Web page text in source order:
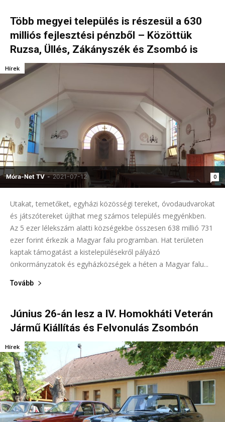
Több megyei település is részesül a 630
milliós fejlesztési pénzből – Közöttük
Ruzsa, Üllés, Zákányszék és Zsombó is
Móra-Net TV - 2021-07-12 0
Hírek
Utakat, temetőket, egyházi közösségi tereket, óvodaudvarokat
és játszótereket újíthat meg számos település megyénkben.
Az 5 ezer lélekszám alatti községekbe összesen 638 millió 731
ezer forint érkezik a Magyar falu programban. Hat területen
kaptak támogatást a kistelepülésekről pályázó
önkormányzatok és egyházközségek a héten a Magyar falu...
Tovább
Június 26-án lesz a IV. Homokháti Veterán
Jármű Kiállítás és Felvonulás Zsombón
Hírek